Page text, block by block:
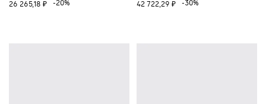
26 265,18 ₽
-20%
42 722,29 ₽
-30%